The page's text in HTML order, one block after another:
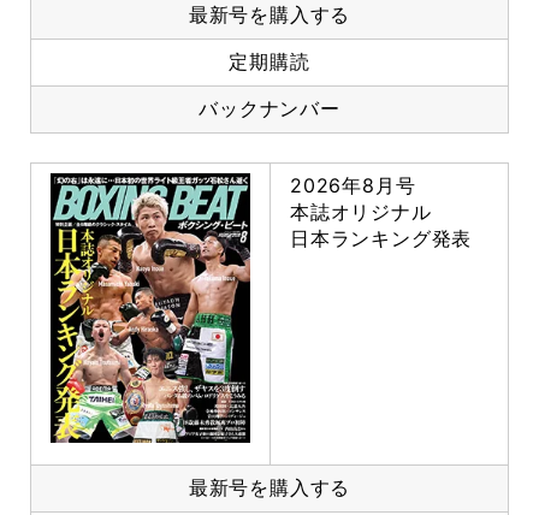
最新号を購入する
定期購読
バックナンバー
2026年8月号
本誌オリジナル
日本ランキング発表
最新号を購入する